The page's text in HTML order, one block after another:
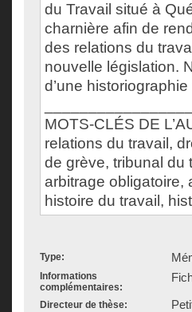
du Travail situé à
charnière afin de
des relations du
nouvelle législation.
d’une
MOTS-CLÉS DE
relations du travail,
de grève, tribunal du
arbitrage obligatoire,
histoire du travail,
Type:
Informations
complémentaires:
Directeur de thèse: